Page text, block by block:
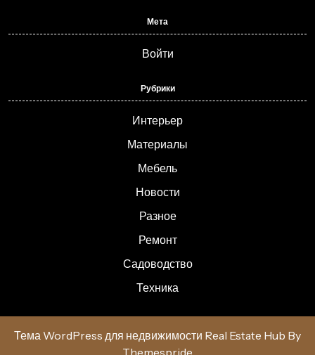
Мета
Войти
Рубрики
Интерьер
Материалы
Мебель
Новости
Разное
Ремонт
Садоводство
Техника
Тема WordPress для недвижимости Real Estate Hub By